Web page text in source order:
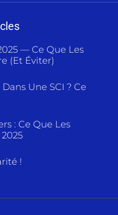
— Ce Que Les
(et Éviter)
Une SCI ? Ce
: Ce Que Les
!